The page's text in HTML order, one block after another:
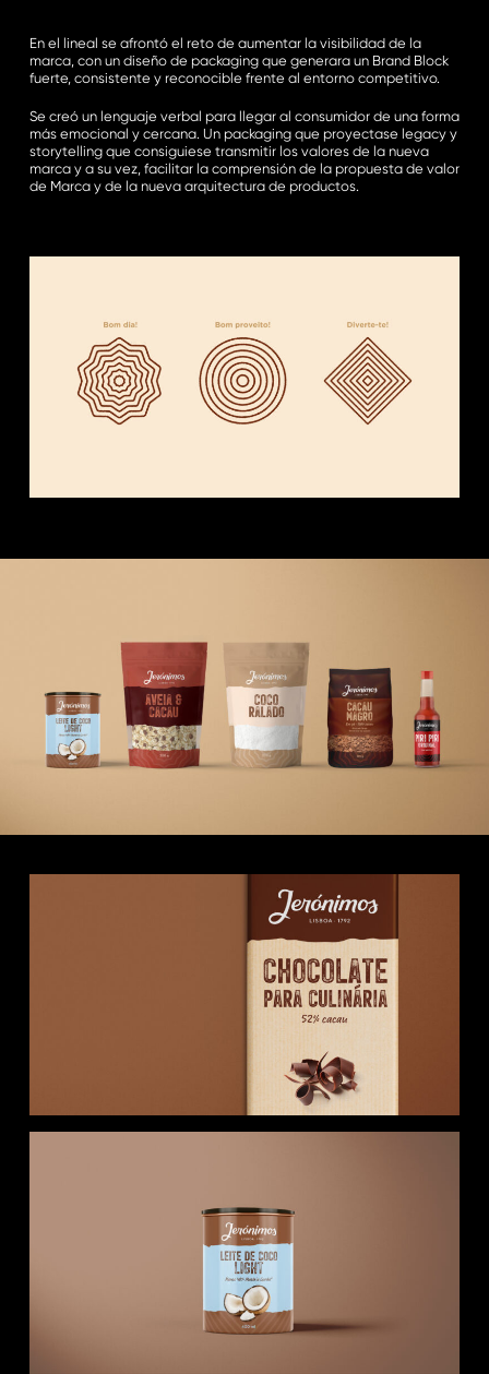
En el lineal se afrontó el reto de aumentar la visibilidad de la
marca, con un diseño de packaging que generara un Brand Block
fuerte, consistente y reconocible frente al entorno competitivo.
Se creó un lenguaje verbal para llegar al consumidor de una forma
más emocional y cercana. Un packaging que proyectase legacy y
storytelling que consiguiese transmitir los valores de la nueva
marca y a su vez, facilitar la comprensión de la propuesta de valor
de Marca y de la nueva arquitectura de productos.